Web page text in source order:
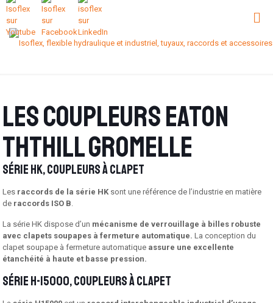
Les coupleurs Eaton
Ththill Gromelle
Série HK, coupleurs à clapet
Les raccords de la série HKsont une référence de l’industrie en matière
de raccords ISO B.
La série HK dispose d’un mécanisme de verrouillage à billes robuste
avec clapets soupapes à fermeture automatique. La conception du
clapet soupape à fermeture automatique assure une excellente
étanchéité à haute et basse pression.
Série H-15000, coupleurs à clapet